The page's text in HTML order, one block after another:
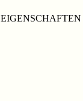
EIGENSCHAFTEN